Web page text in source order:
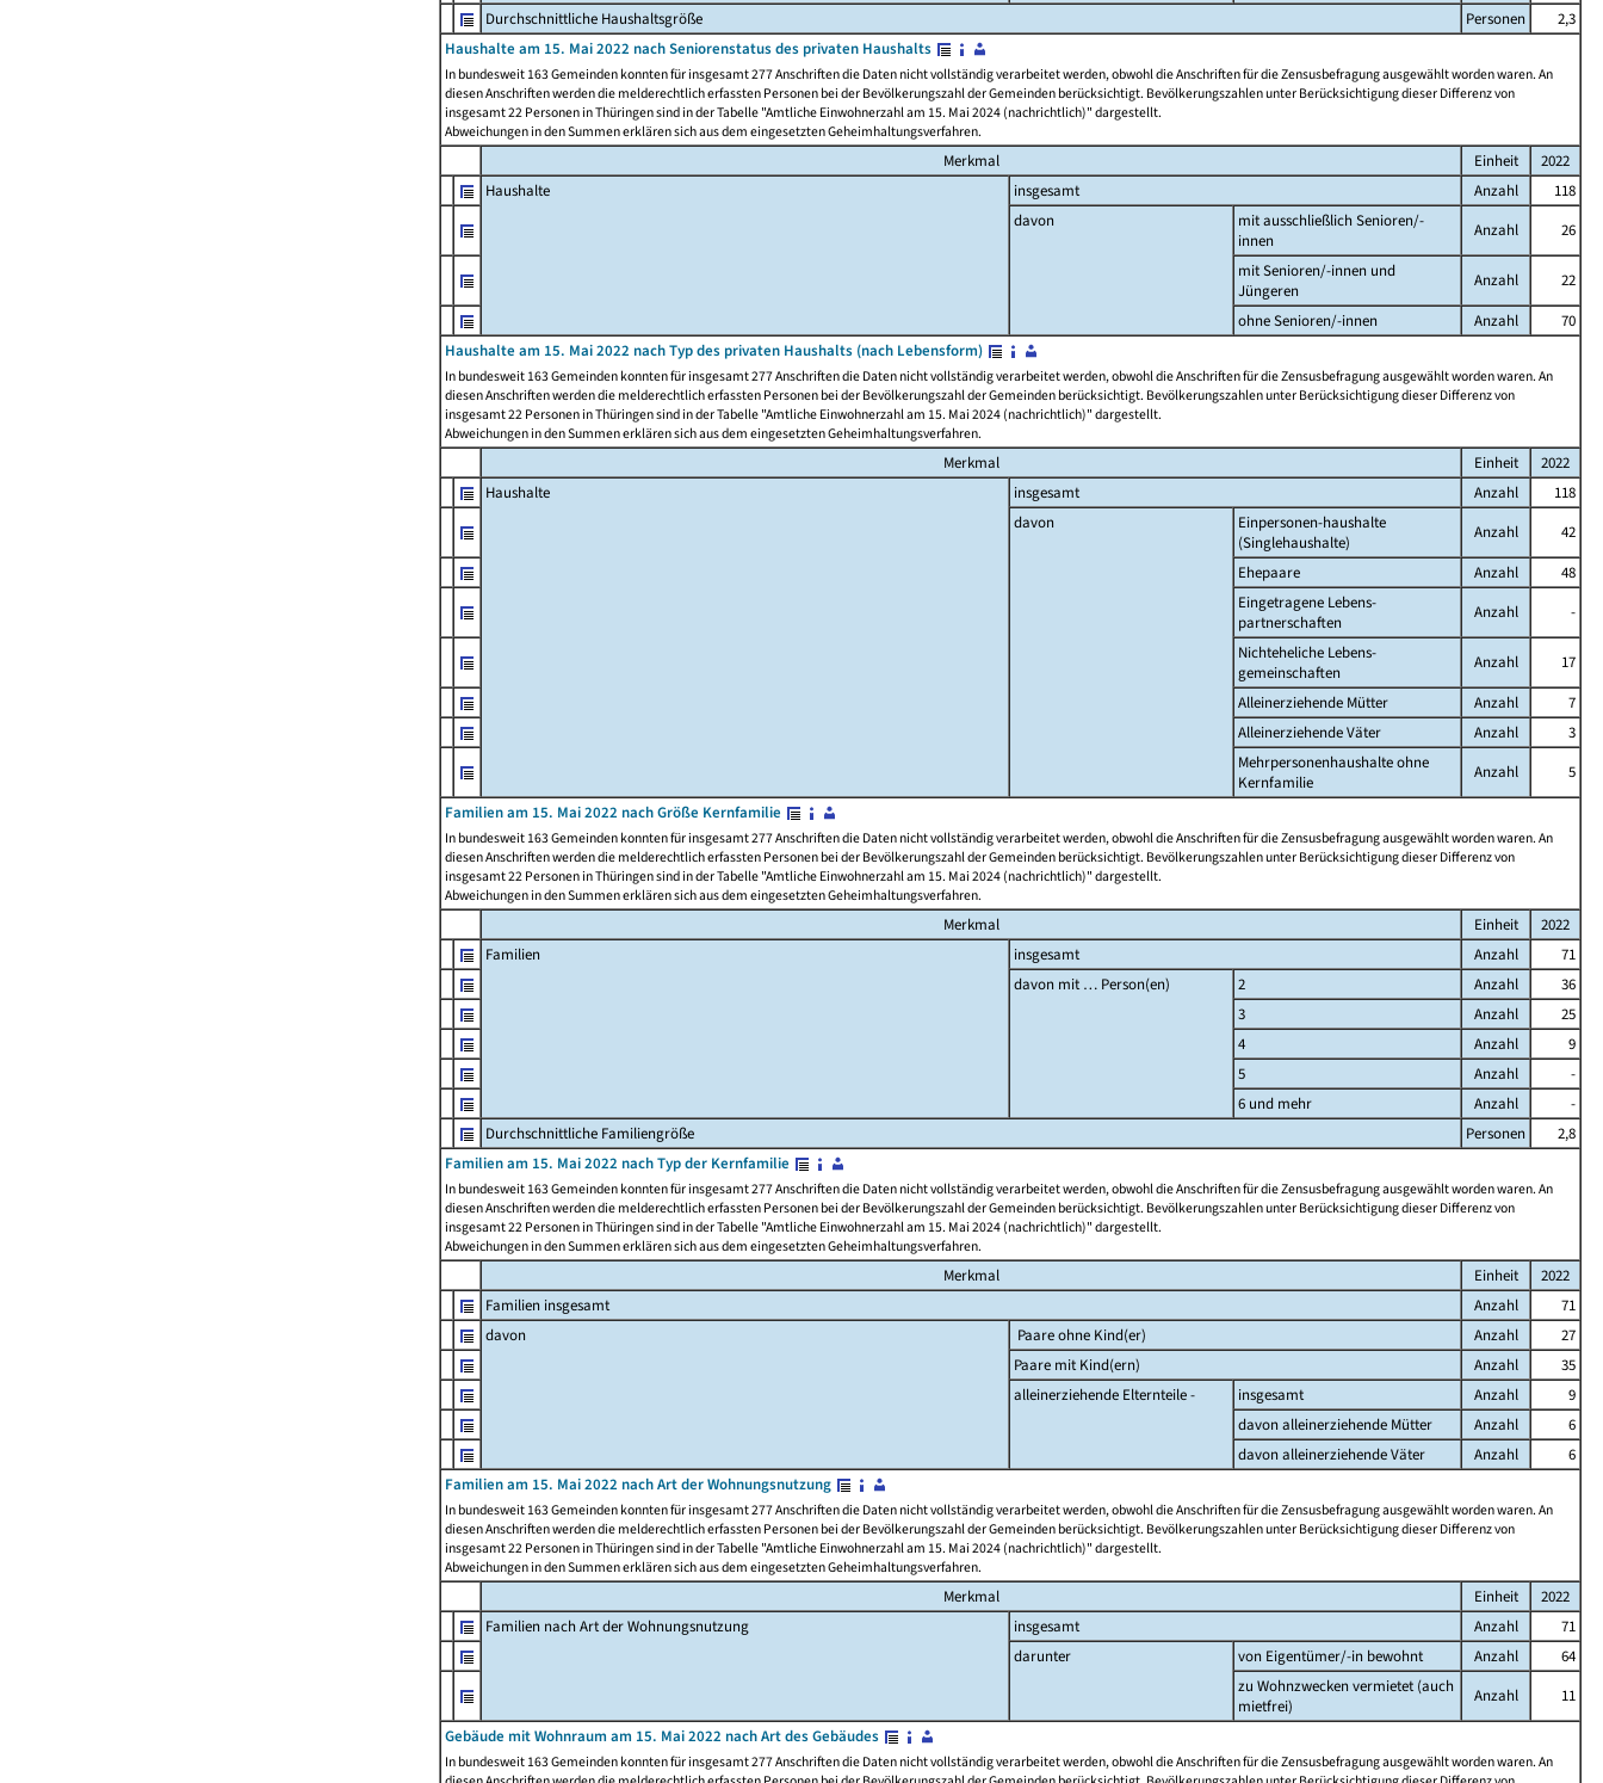
Durchschnittliche Haushaltsgröße
Personen
2,3
Haushalte am 15. Mai 2022 nach Seniorenstatus des privaten Haushalts
In bundesweit 163 Gemeinden konnten für insgesamt 277 Anschriften die Daten nicht vollständig verarbeitet werden, obwohl die Anschriften für die Zensusbefragung ausgewählt worden waren. An
diesen Anschriften werden die melderechtlich erfassten Personen bei der Bevölkerungszahl der Gemeinden berücksichtigt. Bevölkerungszahlen unter Berücksichtigung dieser Differenz von
insgesamt 22 Personen in Thüringen sind in der Tabelle "Amtliche Einwohnerzahl am 15. Mai 2024 (nachrichtlich)" dargestellt.
Abweichungen in den Summen erklären sich aus dem eingesetzten Geheimhaltungsverfahren.
Merkmal Einheit
2022
Haushalte
insgesamt Anzahl
118
davon
mit ausschließlich Senioren/-
innen
Anzahl
26
mit Senioren/-innen und
Jüngeren
Anzahl
22
ohne Senioren/-innen
Anzahl
70
Haushalte am 15. Mai 2022 nach Typ des privaten Haushalts (nach Lebensform)
In bundesweit 163 Gemeinden konnten für insgesamt 277 Anschriften die Daten nicht vollständig verarbeitet werden, obwohl die Anschriften für die Zensusbefragung ausgewählt worden waren. An
diesen Anschriften werden die melderechtlich erfassten Personen bei der Bevölkerungszahl der Gemeinden berücksichtigt. Bevölkerungszahlen unter Berücksichtigung dieser Differenz von
insgesamt 22 Personen in Thüringen sind in der Tabelle "Amtliche Einwohnerzahl am 15. Mai 2024 (nachrichtlich)" dargestellt.
Abweichungen in den Summen erklären sich aus dem eingesetzten Geheimhaltungsverfahren.
Merkmal Einheit
2022
Haushalte
insgesamt Anzahl
118
davon
Einpersonen-haushalte
(Singlehaushalte)
Anzahl
42
Ehepaare
Anzahl
48
Eingetragene Lebens-
partnerschaften
Anzahl
-
Nichteheliche Lebens-
gemeinschaften
Anzahl
17
Alleinerziehende Mütter
Anzahl
7
Alleinerziehende Väter
Anzahl
3
Mehrpersonenhaushalte ohne
Kernfamilie
Anzahl
5
Familien am 15. Mai 2022 nach Größe Kernfamilie
In bundesweit 163 Gemeinden konnten für insgesamt 277 Anschriften die Daten nicht vollständig verarbeitet werden, obwohl die Anschriften für die Zensusbefragung ausgewählt worden waren. An
diesen Anschriften werden die melderechtlich erfassten Personen bei der Bevölkerungszahl der Gemeinden berücksichtigt. Bevölkerungszahlen unter Berücksichtigung dieser Differenz von
insgesamt 22 Personen in Thüringen sind in der Tabelle "Amtliche Einwohnerzahl am 15. Mai 2024 (nachrichtlich)" dargestellt.
Abweichungen in den Summen erklären sich aus dem eingesetzten Geheimhaltungsverfahren.
Merkmal Einheit
2022
Familien
insgesamt Anzahl
71
davon mit … Person(en)
2 Anzahl
36
3
Anzahl
25
4
Anzahl
9
5
Anzahl
-
6 und mehr
Anzahl
-
Durchschnittliche Familiengröße
Personen
2,8
Familien am 15. Mai 2022 nach Typ der Kernfamilie
In bundesweit 163 Gemeinden konnten für insgesamt 277 Anschriften die Daten nicht vollständig verarbeitet werden, obwohl die Anschriften für die Zensusbefragung ausgewählt worden waren. An
diesen Anschriften werden die melderechtlich erfassten Personen bei der Bevölkerungszahl der Gemeinden berücksichtigt. Bevölkerungszahlen unter Berücksichtigung dieser Differenz von
insgesamt 22 Personen in Thüringen sind in der Tabelle "Amtliche Einwohnerzahl am 15. Mai 2024 (nachrichtlich)" dargestellt.
Abweichungen in den Summen erklären sich aus dem eingesetzten Geheimhaltungsverfahren.
Merkmal Einheit
2022
Familien insgesamt
Anzahl
71
davon
Paare ohne Kind(er) Anzahl
27
Paare mit Kind(ern)
Anzahl
35
alleinerziehende Elternteile -
insgesamt Anzahl
9
davon alleinerziehende Mütter
Anzahl
6
davon alleinerziehende Väter
Anzahl
6
Familien am 15. Mai 2022 nach Art der Wohnungsnutzung
In bundesweit 163 Gemeinden konnten für insgesamt 277 Anschriften die Daten nicht vollständig verarbeitet werden, obwohl die Anschriften für die Zensusbefragung ausgewählt worden waren. An
diesen Anschriften werden die melderechtlich erfassten Personen bei der Bevölkerungszahl der Gemeinden berücksichtigt. Bevölkerungszahlen unter Berücksichtigung dieser Differenz von
insgesamt 22 Personen in Thüringen sind in der Tabelle "Amtliche Einwohnerzahl am 15. Mai 2024 (nachrichtlich)" dargestellt.
Abweichungen in den Summen erklären sich aus dem eingesetzten Geheimhaltungsverfahren.
Merkmal Einheit
2022
Familien nach Art der Wohnungsnutzung
insgesamt Anzahl
71
darunter
von Eigentümer/-in bewohnt Anzahl
64
zu Wohnzwecken vermietet (auch
mietfrei)
Anzahl
11
Gebäude mit Wohnraum am 15. Mai 2022 nach Art des Gebäudes
In bundesweit 163 Gemeinden konnten für insgesamt 277 Anschriften die Daten nicht vollständig verarbeitet werden, obwohl die Anschriften für die Zensusbefragung ausgewählt worden waren. An